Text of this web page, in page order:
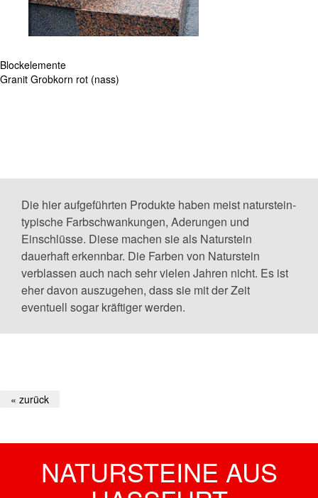
Blockelemente
Granit Grobkorn rot (nass)
Die hier aufgeführten Produkte haben meist naturstein-
typische Farbschwankungen, Aderungen und
Einschlüsse. Diese machen sie als Naturstein
dauerhaft erkennbar. Die Farben von Naturstein
verblassen auch nach sehr vielen Jahren nicht. Es ist
eher davon auszugehen, dass sie mit der Zeit
eventuell sogar kräftiger werden.
« zurück
NATURSTEINE AUS